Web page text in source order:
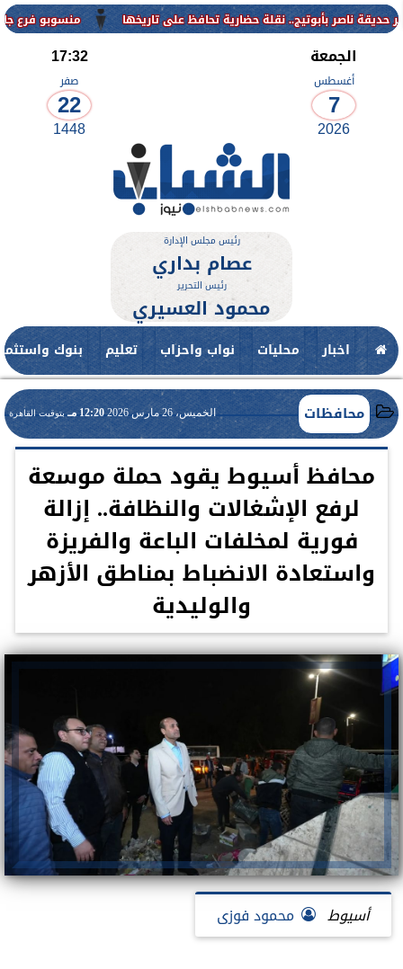
منسوبو فرع جامعة الأزهر
الجمعة
أغسطس
7
2026
17:32
صفر
22
1448
رئيس مجلس الإدارة
عصام بداري
رئيس التحرير
محمود العسيري
اخبار محليات نواب واحزاب تعليم بنوك
محافظات الخميس، 26 مارس 2026 12:20 مـ بتوقيت القاهرة
محافظ أسيوط يقود حملة موسعة
لرفع الإشغالات والنظافة.. إزالة
فورية لمخلفات الباعة والفريزة
واستعادة الانضباط بمناطق الأزهر
والوليدية
أسيوط محمود فوزى